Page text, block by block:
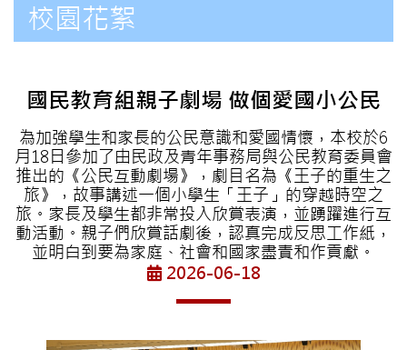
校園花絮
國民教育組親子劇場 做個愛國小公民
為加強學生和家長的公民意識和愛國情懷，本校於6
月18日參加了由民政及青年事務局與公民教育委員會
推出的《公民互動劇場》，劇目名為《王子的重生之
旅》，故事講述一個小學生「王子」的穿越時空之
旅。家長及學生都非常投入欣賞表演，並踴躍進行互
動活動。親子們欣賞話劇後，認真完成反思工作紙，
並明白到要為家庭、社會和國家盡責和作貢獻。
2026-06-18